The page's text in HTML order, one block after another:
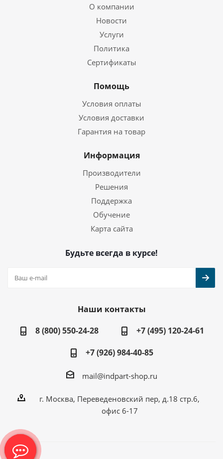
О компании
Новости
Услуги
Политика
Сертификаты
Помощь
Условия оплаты
Условия доставки
Гарантия на товар
Информация
Производители
Решения
Поддержка
Обучение
Карта сайта
Будьте всегда в курсе!
Наши контакты
8 (800) 550-24-28
+7 (495) 120-24-61
+7 (926) 984-40-85
mail@indpart-shop.ru
г. Москва, Переведеновский пер, д.18 стр.6,
офис 6-17